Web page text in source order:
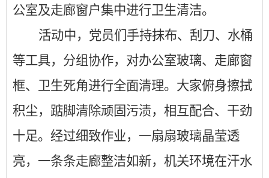
公室及走廊窗户集中进行卫生清洁。
活动中，党员们手持抹布、刮刀、水桶
等工具，分组协作，对办公室玻璃、走廊窗
框、卫生死角进行全面清理。大家俯身擦拭
积尘，踮脚清除顽固污渍，相互配合、干劲
十足。经过细致作业，一扇扇玻璃晶莹透
亮，一条条走廊整洁如新，机关环境在汗水